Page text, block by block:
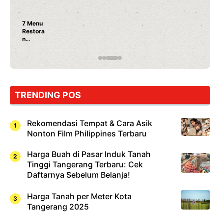
7 Menu
Restora
n
Jepang
yang
Dicoba,
Cuma
Sushi!
TRENDING POS
Rekomendasi Tempat & Cara Asik
Nonton Film Philippines Terbaru
Harga Buah di Pasar Induk Tanah
Tinggi Tangerang Terbaru: Cek
Daftarnya Sebelum Belanja!
Harga Tanah per Meter Kota
Tangerang 2025